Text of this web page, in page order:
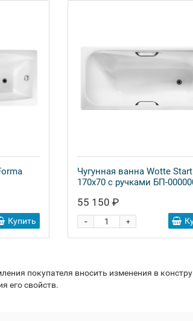
Купить
Чугунная ванна Wotte Start
170x70 с ручками БП-
55 150 ₽
+
-
покупателя вносить изменения в
его свойств.